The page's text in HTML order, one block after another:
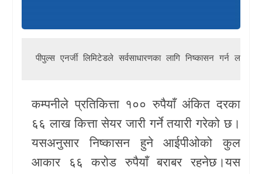
स्वास्थ्य
Unicode
पीपुल्स एनर्जी लिमिटेडले सर्वसाधारणका लागि निष्कासन गर्न
कम्पनीले प्रतिकित्ता १०० रुपैयाँ अंकित दरका
६६ लाख कित्ता सेयर जारी गर्ने तयारी गरेको छ।
यसअनुसार निष्कासन हुने आईपीओको कुल
आकार ६६ करोड रुपैयाँ बराबर रहनेछ।यस